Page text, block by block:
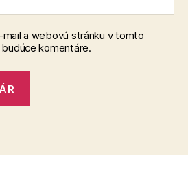
a webovú stránku v tomto
komentáre.